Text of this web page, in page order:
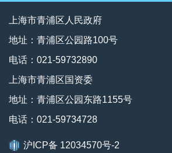
上海市青浦区人民政府
地址：青浦区公园路100号
电话：021-59732890
上海市青浦区国资委
地址：青浦区公园东路1155号
电话：021-59734728
沪ICP备 12034570号-2